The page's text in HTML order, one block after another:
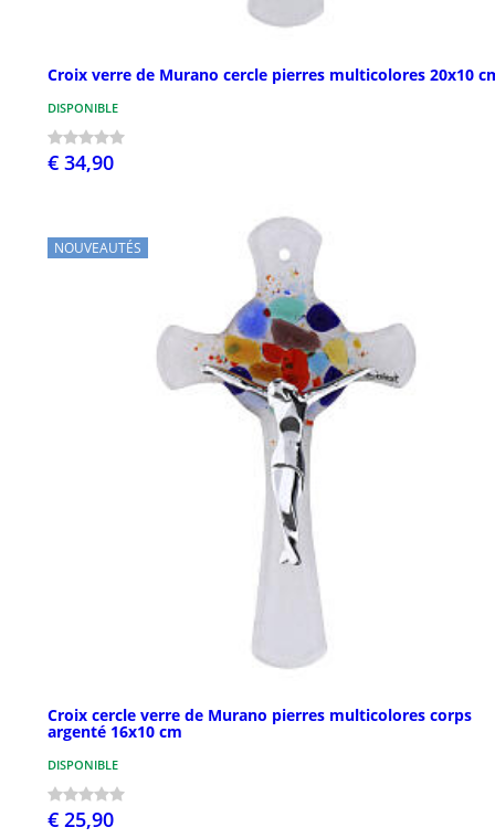
Croix verre de Murano cercle pierres multicolores 20x10
DISPONIBLE
€ 34,90
NOUVEAUTÉS
Croix cercle verre de Murano pierres multicolores corps
argenté 16x10 cm
DISPONIBLE
€ 25,90